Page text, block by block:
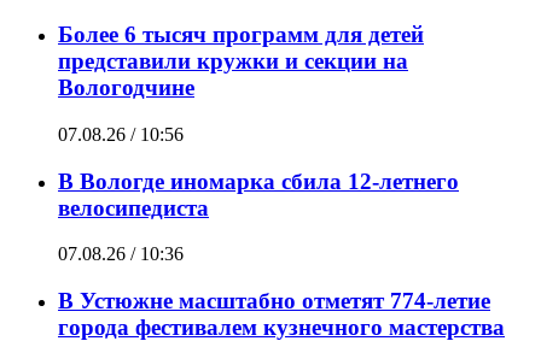
Более 6 тысяч программ для детей
представили кружки и секции на
Вологодчине
07.08.26 / 10:56
В Вологде иномарка сбила 12-летнего
велосипедиста
07.08.26 / 10:36
В Устюжне масштабно отметят 774-летие
города фестивалем кузнечного мастерства